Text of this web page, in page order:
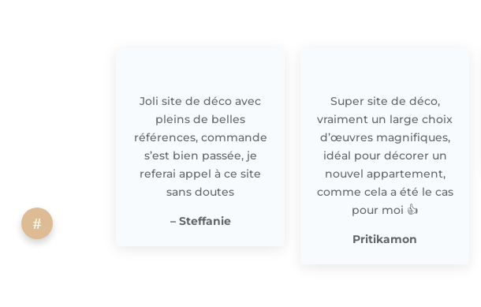
Joli site de déco avec
pleins de belles
références, commande
s’est bien passée, je
referai appel à ce site
sans doutes
– Steffanie
Super site de déco,
vraiment un large choix
d’œuvres magnifiques,
idéal pour décorer un
nouvel appartement,
comme cela a été le cas
pour moi 👍
Pritikamon